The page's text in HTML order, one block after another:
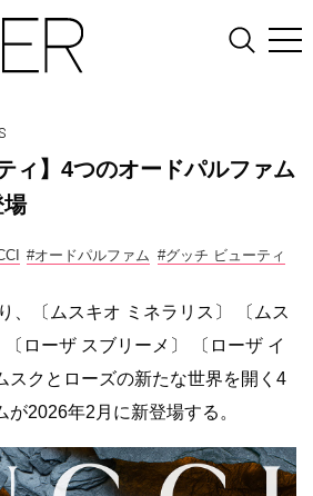
ィ】4つのオードパルファム
場
#オードパルファム #グッチ ビューティ
、〔ムスキオ ミネラリス〕 〔ムス
ローザ スブリーメ〕 〔ローザ イ
スクとローズの新たな世界を開く4
2026年2月に新登場する。